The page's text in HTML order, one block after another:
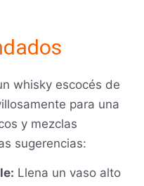
whisky escocés de
para una
y mezclas
sugerencias:
Llena un vaso alto